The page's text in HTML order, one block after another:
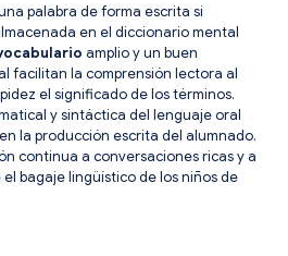
palabra de forma escrita si
en el diccionario mental
amplio y un buen
facilitan la comprensión lectora al
el significado de los términos.
y sintáctica del lenguaje oral
la producción escrita del alumnado.
continua a conversaciones ricas y a
bagaje lingüístico de los niños de